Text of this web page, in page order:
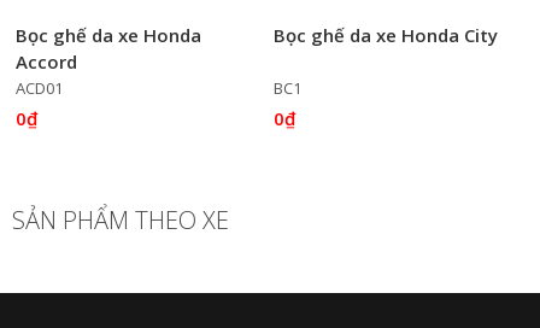
Bọc ghế da xe Honda
Accord
ACD01
0₫
Bọc ghế da xe Honda City
BC1
0₫
SẢN PHẨM THEO XE